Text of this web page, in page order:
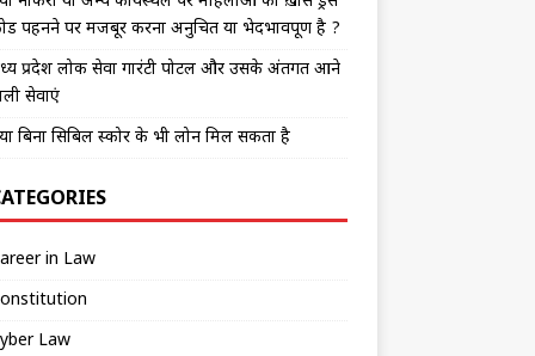
पहनने पर मजबूर करना अनुचित या भेदभावपूर्ण है ?
प्रदेश लोक सेवा गारंटी पोर्टल और उसके अंतर्गत आने
सेवाएं
बिना सिबिल स्कोर के भी लोन मिल सकता है
in Law
Law